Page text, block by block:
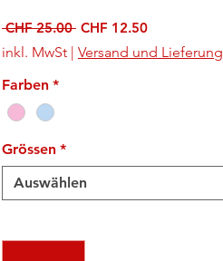
CHF 25.00 Standardpreis
CHF 12.50Sale-
Preis
inkl. MwSt | Versand und Lieferung
Farben *
Grössen *
Auswählen